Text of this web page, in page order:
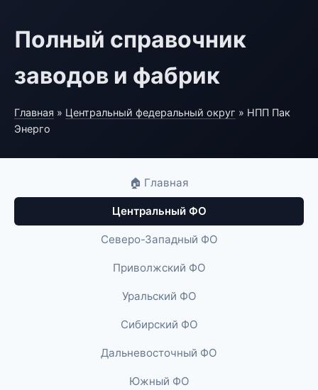
Полный справочник
заводов и фабрик
Главная » Центральный федеральный округ » НПП Пак
Энерго
🏠 Главная
Центральный ФО
Северо-Западный ФО
Приволжский ФО
Уральский ФО
Сибирский ФО
Дальневосточный ФО
Южный ФО